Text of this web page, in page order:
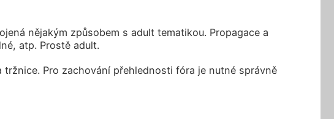
nějakým způsobem s adult tematikou. Propagace a
atp. Prostě adult.
Pro zachování přehlednosti fóra je nutné správně